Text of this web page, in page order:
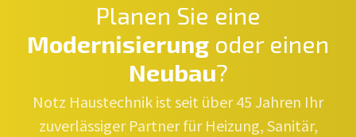
Planen Sie eine
Modernisierung oder einen
Neubau?
Notz Haustechnik ist seit über 45 Jahren Ihr
zuverlässiger Partner für Heizung, Sanitär,